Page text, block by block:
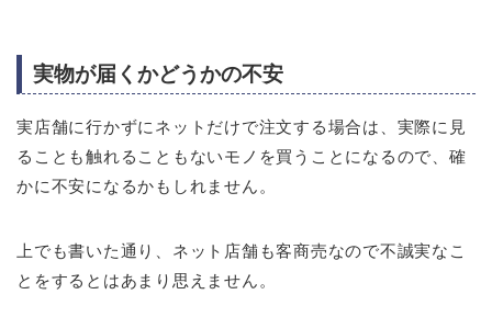
実物が届くかどうかの不安
実店舗に行かずにネットだけで注文する場合は、実際に見
ることも触れることもないモノを買うことになるので、確
かに不安になるかもしれません。
上でも書いた通り、ネット店舗も客商売なので不誠実なこ
とをするとはあまり思えません。